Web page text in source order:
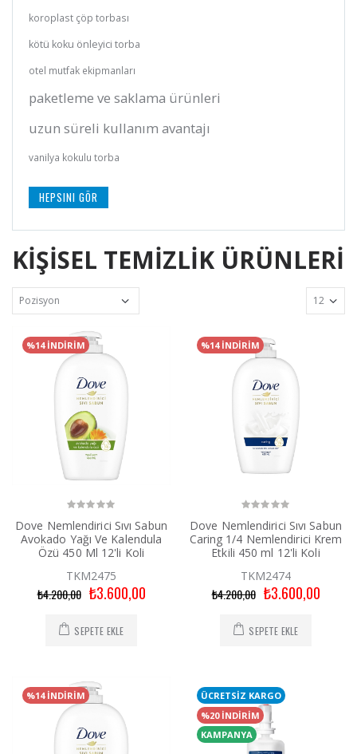
KİŞİSEL TEMİZLİK ÜRÜNLERİ
%14 İNDİRİM
Dove Nemlendirici Sıvı Sabun
Avokado Yağı Ve Kalendula
Özü 450 Ml 12'li Koli
TKM2475
₺4.200,00 ₺3.600,00
SEPETE EKLE
%14 İNDİRİM
Dove Nemlendirici Sıvı Sabun
Caring 1/4 Nemlendirici Krem
Etkili 450 ml 12'li Koli
TKM2474
₺4.200,00 ₺3.600,00
SEPETE EKLE
%14 İNDİRİM
ÜCRETSİZ KARGO
%20 İNDİRİM
KAMPANYA
koroplast çöp torbası
kötü koku önleyici torba
otel mutfak ekipmanları
paketleme ve saklama ürünleri
uzun süreli kullanım avantajı
vanilya kokulu torba
HEPSINI GÖR